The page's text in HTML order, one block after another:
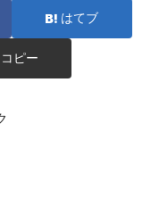
はてブ
コピー